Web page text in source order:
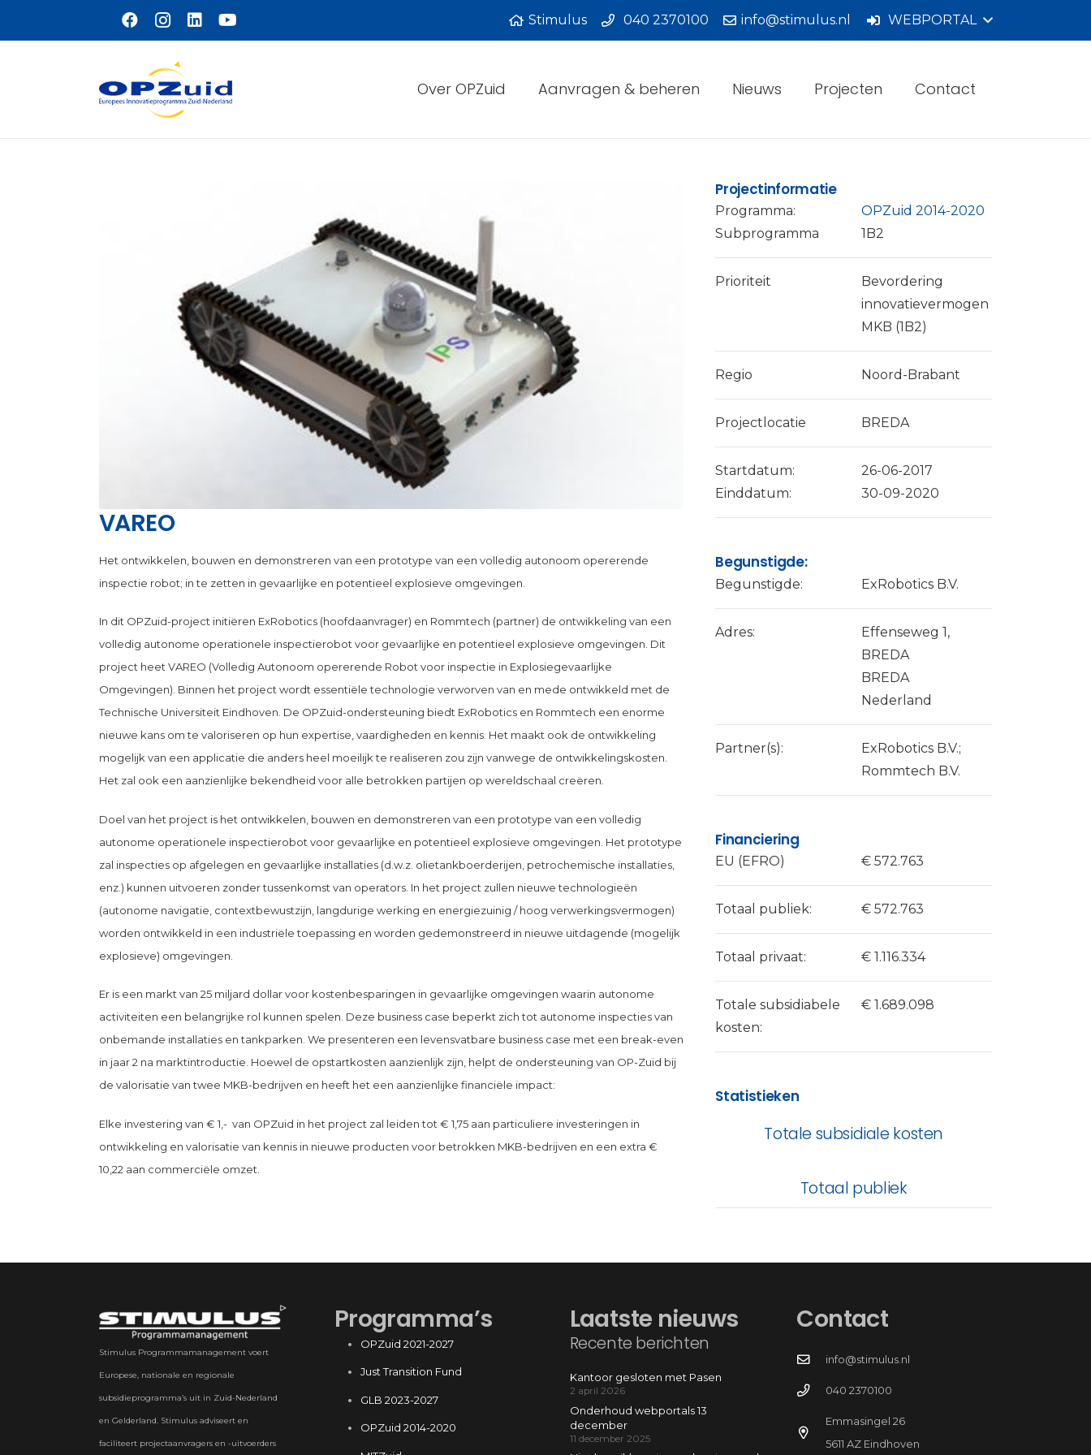
Naar hoofdinhoud
Stimulus 040 2370100 info@stimulus.nl WEBPORTAL
Over OPZuid Aanvragen & beheren Nieuws Projecten Contact
VAREO
Het ontwikkelen, bouwen en demonstreren van een prototype van een volledig autonoom opererende
inspectie robot; in te zetten in gevaarlijke en potentieel explosieve omgevingen.
In dit OPZuid-project initiëren ExRobotics (hoofdaanvrager) en Rommtech (partner) de ontwikkeling van een
volledig autonome operationele inspectierobot voor gevaarlijke en potentieel explosieve omgevingen. Dit
project heet VAREO (Volledig Autonoom opererende Robot voor inspectie in Explosiegevaarlijke
Omgevingen). Binnen het project wordt essentiële technologie verworven van en mede ontwikkeld met de
Technische Universiteit Eindhoven. De OPZuid-ondersteuning biedt ExRobotics en Rommtech een enorme
nieuwe kans om te valoriseren op hun expertise, vaardigheden en kennis. Het maakt ook de ontwikkeling
mogelijk van een applicatie die anders heel moeilijk te realiseren zou zijn vanwege de ontwikkelingskosten.
Het zal ook een aanzienlijke bekendheid voor alle betrokken partijen op wereldschaal creëren.
Doel van het project is het ontwikkelen, bouwen en demonstreren van een prototype van een volledig
autonome operationele inspectierobot voor gevaarlijke en potentieel explosieve omgevingen. Het prototype
zal inspecties op afgelegen en gevaarlijke installaties (d.w.z. olietankboerderijen, petrochemische installaties,
enz.) kunnen uitvoeren zonder tussenkomst van operators. In het project zullen nieuwe technologieën
(autonome navigatie, contextbewustzijn, langdurige werking en energiezuinig / hoog verwerkingsvermogen)
worden ontwikkeld in een industriële toepassing en worden gedemonstreerd in nieuwe uitdagende (mogelijk
explosieve) omgevingen.
Er is een markt van 25 miljard dollar voor kostenbesparingen in gevaarlijke omgevingen waarin autonome
activiteiten een belangrijke rol kunnen spelen. Deze business case beperkt zich tot autonome inspecties van
onbemande installaties en tankparken. We presenteren een levensvatbare business case met een break-even
in jaar 2 na marktintroductie. Hoewel de opstartkosten aanzienlijk zijn, helpt de ondersteuning van OP-Zuid bij
de valorisatie van twee MKB-bedrijven en heeft het een aanzienlijke financiële impact:
Elke investering van € 1,- van OPZuid in het project zal leiden tot € 1,75 aan particuliere investeringen in
ontwikkeling en valorisatie van kennis in nieuwe producten voor betrokken MKB-bedrijven en een extra €
10,22 aan commerciële omzet.
Projectinformatie
Programma:
OPZuid 2014-2020
Subprogramma
1B2
Prioriteit
Bevordering
innovatievermogen
MKB (1B2)
Regio Noord-Brabant
Projectlocatie BREDA
Startdatum:
26-06-2017
Einddatum:
30-09-2020
Begunstigde:
Begunstigde: ExRobotics B.V.
Adres:
Effenseweg 1,
BREDA
BREDA
Nederland
Partner(s):
ExRobotics B.V.;
Rommtech B.V.
Financiering
EU (EFRO) € 572.763
Totaal publiek: € 572.763
Totaal privaat: € 1.116.334
Totale subsidiabele
kosten:
€ 1.689.098
Statistieken
Totale subsidiale kosten
Totaal publiek
Stimulus Programmamanagement voert
Europese, nationale en regionale
subsidieprogramma’s uit in Zuid-Nederland
en Gelderland. Stimulus adviseert en
faciliteert projectaanvragers en -uitvoerders
Programma’s
OPZuid 2021-2027
Just Transition Fund
GLB 2023-2027
OPZuid 2014-2020
Laatste nieuws
Recente berichten
Kantoor gesloten met Pasen
2 april 2026
Onderhoud webportals 13
december
11 december 2025
Contact
info@stimulus.nl
040 2370100
Emmasingel 26
5611 AZ Eindhoven